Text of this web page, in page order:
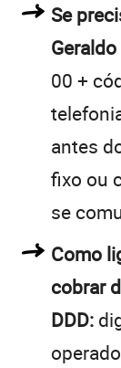
Se
00 +
antes
fixo ou
se
Como
cobrar
DDD: